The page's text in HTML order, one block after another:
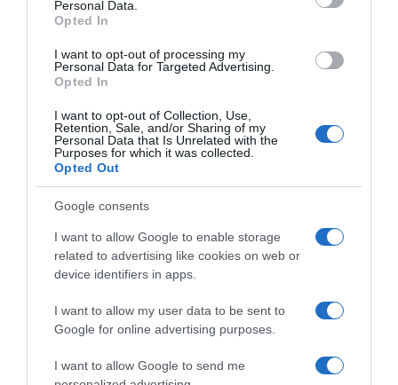
Personal Data.
Opted In
I want to opt-out of processing my
Personal Data for Targeted Advertising.
Opted In
I want to opt-out of Collection, Use,
Retention, Sale, and/or Sharing of my
Personal Data that Is Unrelated with the
Purposes for which it was collected.
Opted Out
Google consents
I want to allow Google to enable storage
related to advertising like cookies on web or
device identifiers in apps.
I want to allow my user data to be sent to
Google for online advertising purposes.
I want to allow Google to send me
kave ili čaja koja se diže.